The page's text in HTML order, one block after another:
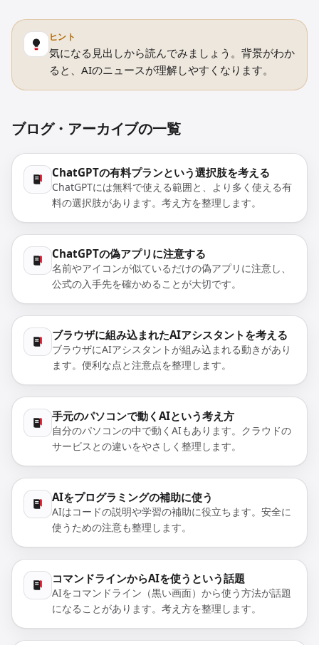
ヒント
気になる見出しから読んでみましょう。背景がわか
ると、AIのニュースが理解しやすくなります。
ブログ・アーカイブの一覧
ChatGPTの有料プランという選択肢を考える
ChatGPTには無料で使える範囲と、より多く使える有
料の選択肢があります。考え方を整理します。
ChatGPTの偽アプリに注意する
名前やアイコンが似ているだけの偽アプリに注意し、
公式の入手先を確かめることが大切です。
ブラウザに組み込まれたAIアシスタントを考える
ブラウザにAIアシスタントが組み込まれる動きがあり
ます。便利な点と注意点を整理します。
手元のパソコンで動くAIという考え方
自分のパソコンの中で動くAIもあります。クラウドの
サービスとの違いをやさしく整理します。
AIをプログラミングの補助に使う
AIはコードの説明や学習の補助に役立ちます。安全に
使うための注意も整理します。
コマンドラインからAIを使うという話題
AIをコマンドライン（黒い画面）から使う方法が話題
になることがあります。考え方を整理します。